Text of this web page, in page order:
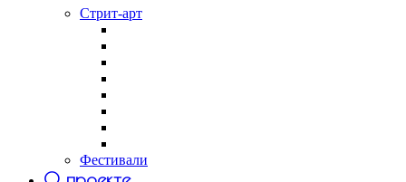
Стрит-арт
Фестивали